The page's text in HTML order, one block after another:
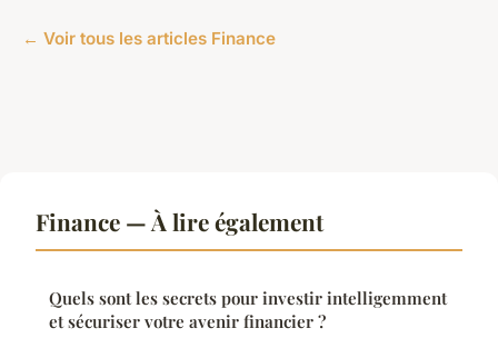
← Voir tous les articles Finance
Finance — À lire également
Quels sont les secrets pour investir intelligemment
et sécuriser votre avenir financier ?